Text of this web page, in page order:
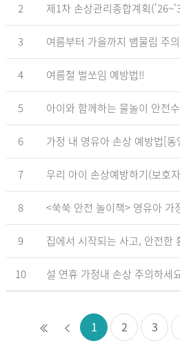
2 제1차 손상관리종합계획
3 여름부터 가을까지 뱀물림 주
4 여름철 벌쏘임 예방법!!
5 아이와 함께하는 물놀이 안전
6 가정 내 영유아 손상 예방법[동
7 우리 아이 손상예방하기(보호
8
9
10 설 연휴 가정내 손상 주의하세
1 2 3